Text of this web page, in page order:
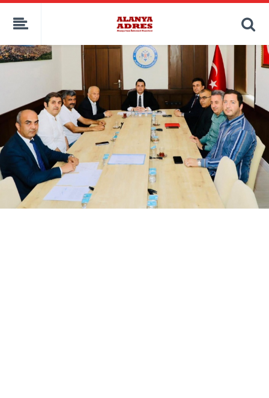
kaçak bahis
deneme bonusu
canlı bahis siteleri
deneme bonusu veren siteler
bahis siteleri
porno izle